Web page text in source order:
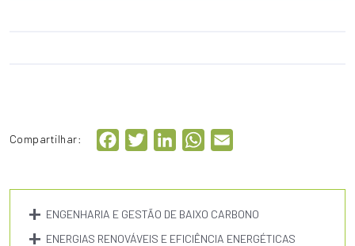
Compartilhar: FacebookTwitterLinkedInWhatsApp
ENGENHARIA E GESTÃO DE BAIXO CARBONO
ENERGIAS RENOVÁVEIS E EFICIÊNCIA ENERGÉTICAS